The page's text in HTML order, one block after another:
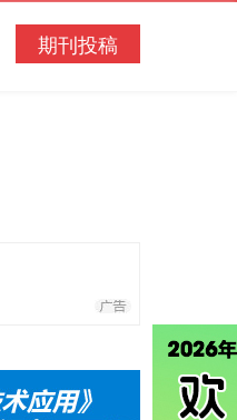
期刊投稿